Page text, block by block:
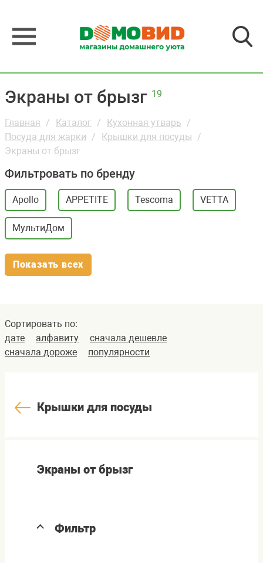
Экраны от брызг 19
Главная Каталог
Кухонная утварь
Посуда для жарки
Крышки для посуды
Экраны от брызг
Фильтровать по бренду
Apollo APPETITE Tescoma VETTA
МультиДом
Показать всех
Сортировать по:
дате
алфавиту
сначала дешевле
сначала дороже
популярности
Крышки для посуды
Экраны от брызг
Фильтр